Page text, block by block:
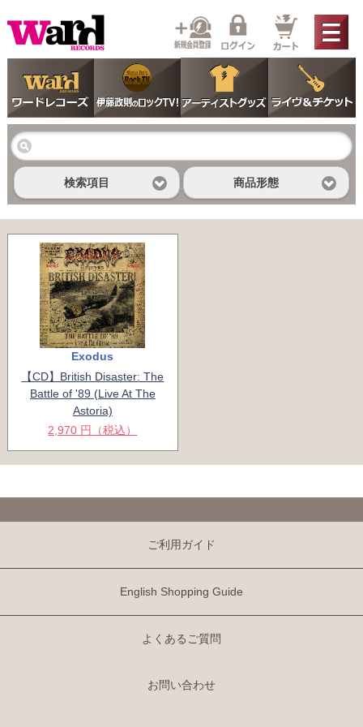
検索項目 商品形態
Exodus
【CD】British Disaster: The
Battle of '89 (Live At The
Astoria)
2,970 円（税込）
ご利用ガイド
English Shopping Guide
よくあるご質問
お問い合わせ